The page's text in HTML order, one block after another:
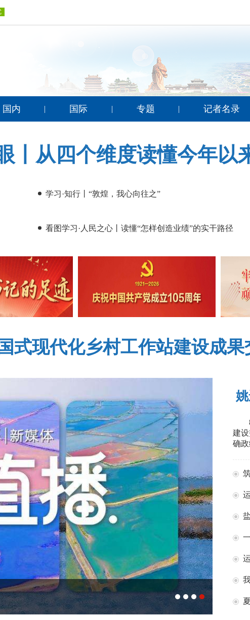
国内 | 国际 | 专题 | 记者名录
丨从四个维度读懂今年以
学习·知行丨“敦煌，我心向往之”
看图学习·人民之心丨读懂“怎样创造业绩”的实干路径
式现代化乡村工作站建设成
市委常委会召开扩大会议 储祥
智汇
建
确